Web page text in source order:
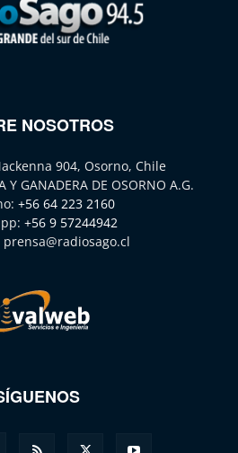
NOSOTROS
904, Osorno, Chile
Y GANADERA DE OSORNO A.G.
+56 64 223 2160
+56 9 57244942
prensa@radiosago.cl